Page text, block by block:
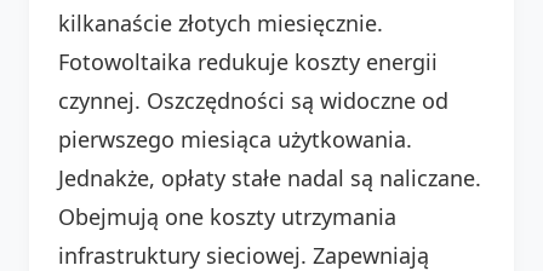
kilkanaście złotych miesięcznie.
Fotowoltaika redukuje koszty energii
czynnej. Oszczędności są widoczne od
pierwszego miesiąca użytkowania.
Jednakże, opłaty stałe nadal są naliczane.
Obejmują one koszty utrzymania
infrastruktury sieciowej. Zapewniają